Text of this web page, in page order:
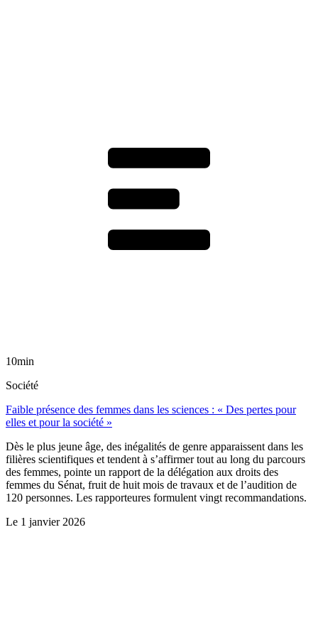
10min
Société
Faible présence des femmes dans les sciences : « Des pertes pour
elles et pour la société »
Dès le plus jeune âge, des inégalités de genre apparaissent dans les
filières scientifiques et tendent à s’affirmer tout au long du parcours
des femmes, pointe un rapport de la délégation aux droits des
femmes du Sénat, fruit de huit mois de travaux et de l’audition de
120 personnes. Les rapporteures formulent vingt recommandations.
Le 1 janvier 2026